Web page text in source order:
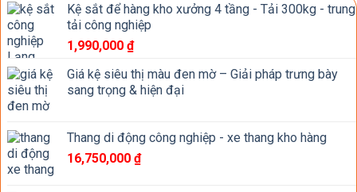
Kệ sắt để hàng kho xưởng 4 tầng - Tải 300kg - trung
tải công nghiệp
1,990,000 ₫
Giá kệ siêu thị màu đen mờ – Giải pháp trưng bày
sang trọng & hiện đại
Thang di động công nghiệp - xe thang kho hàng
16,750,000 ₫